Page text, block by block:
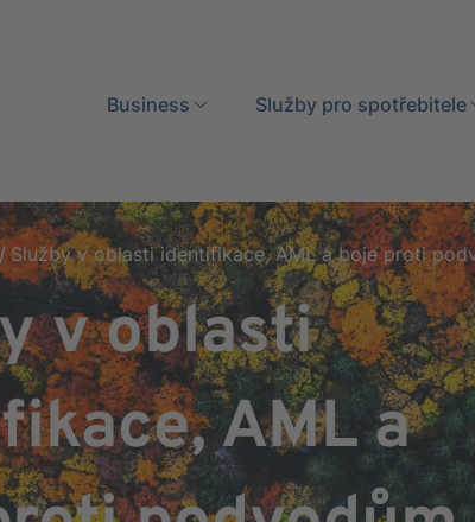
Business Služby pro spotřebitele
Search
Služby v oblasti identifikace, AML a boje proti
v oblasti
AML a